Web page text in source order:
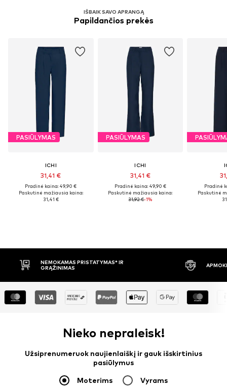
IŠBAIK SAVO APRANGĄ
Papildančios prekės
PASIŪLYMAS
ICHI
31,41 €
Pradinė kaina: 49,90 €
Paskutinė mažiausia kaina:
31,41 €
PASIŪLYMAS
ICHI
31,41 €
Pradinė kaina: 49,90 €
Paskutinė mažiausia kaina:
31,92 €-1%
Pradinė
Paskutinė
APMOKĖJIMAS PRISTAČIUS 30 DIENŲ
Nieko nepraleisk!
Užsiprenumeruok naujienlaiškį ir gauk išskirtinius
pasiūlymus
Moterims Vyrams